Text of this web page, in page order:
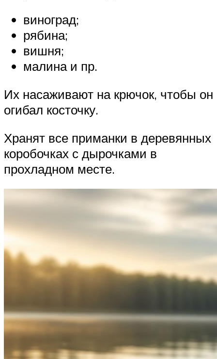
виноград;
рябина;
вишня;
малина и пр.
Их насаживают на крючок, чтобы он
огибал косточку.
Хранят все приманки в деревянных
коробочках с дырочками в
прохладном месте.